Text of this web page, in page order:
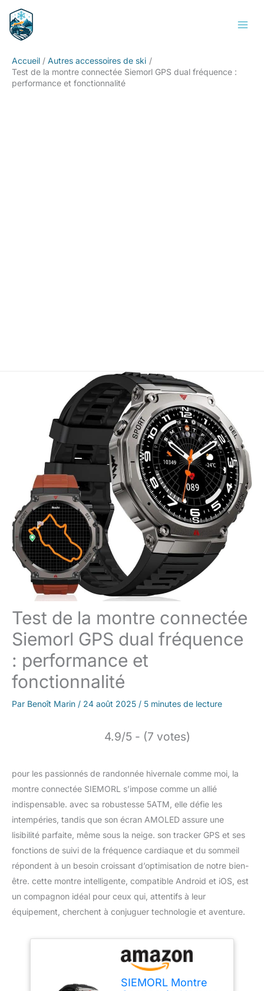
contenu
Accueil
Autres accessoires de ski
Test de la montre connectée Siemorl GPS dual fréquence :
performance et fonctionnalité
Test de la montre connectée
Siemorl GPS dual fréquence
: performance et
fonctionnalité
Par Benoît Marin / 24 août 2025 / 5 minutes de lecture
4.9/5 - (7 votes)
pour les passionnés de randonnée hivernale comme moi, la
montre connectée SIEMORL s’impose comme un allié
indispensable. avec sa robustesse 5ATM, elle défie les
intempéries, tandis que son écran AMOLED assure une
lisibilité parfaite, même sous la neige. son tracker GPS et ses
fonctions de suivi de la fréquence cardiaque et du sommeil
répondent à un besoin croissant d’optimisation de notre bien-
être. cette montre intelligente, compatible Android et iOS, est
un compagnon idéal pour ceux qui, attentifs à leur
équipement, cherchent à conjuguer technologie et aventure.
SIEMORL Montre
Rechercher